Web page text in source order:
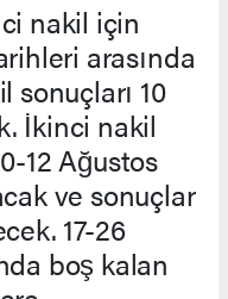
nakil için
arasında
sonuçları 10
İkinci nakil
12 Ağustos
ve sonuçlar
17-26
boş kalan